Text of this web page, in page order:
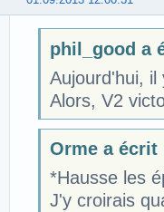
phil_good a
Aujourd'hui, il
Alors, V2
Orme a écrit
*Hausse les
J'y croirais